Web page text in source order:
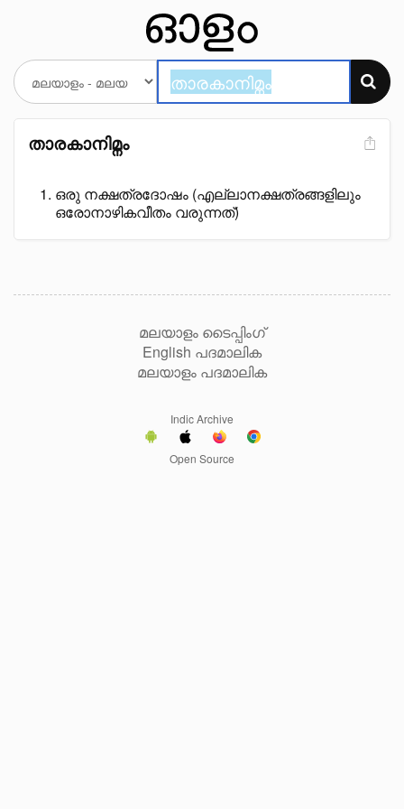
താരകാനിമ്നം
ഒരു നക്ഷത്രദോഷം (എല്ലാനക്ഷത്രങ്ങളിലും
ഒരോനാഴികവീതം വരുന്നത്)
മലയാളം ടൈപ്പിംഗ്
English പദമാലിക
മലയാളം പദമാലിക
Indic Archive
Open Source